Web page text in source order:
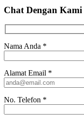
Chat Dengan Kami
Nama Anda *
Alamat Email *
No. Telefon *